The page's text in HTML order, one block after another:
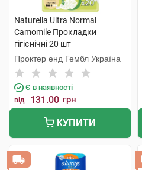
Naturella Ultra Normal
Camomile Прокладки
гігієнічні 20 шт
Проктер енд Гембл Україна
Є в наявності
від 131.00 грн
КУПИТИ